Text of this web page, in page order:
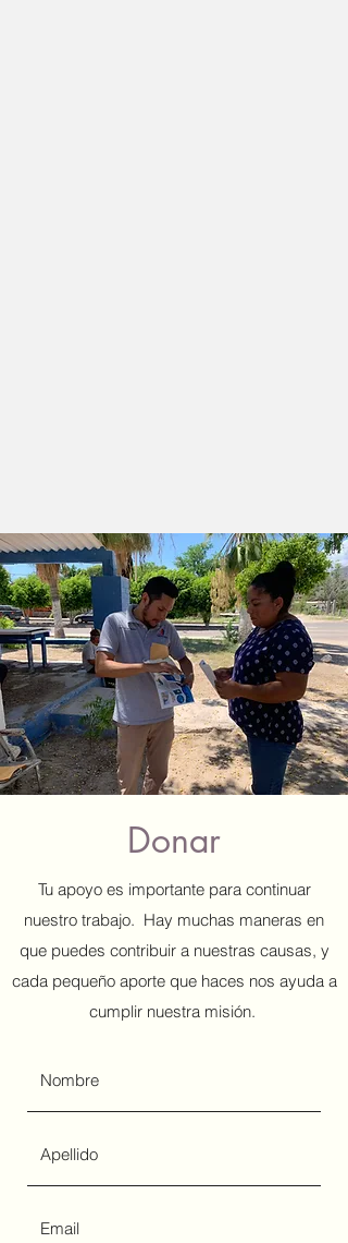
Donar
Tu apoyo es importante para continuar
nuestro trabajo. Hay muchas maneras en
que puedes contribuir a nuestras causas, y
cada pequeño aporte que haces nos ayuda a
cumplir nuestra misión.